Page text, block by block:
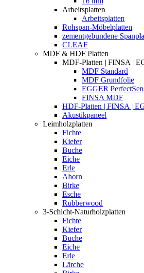
Arbeitsplatten
Arbeitsplatten
Rohspan-Möbelplatten
zementgebundene
CLEAF
MDF & HDF Platten
MDF-Platten | FINSA |
MDF Standard
MDF Grundfolie
EGGER
FINSA MDF
HDF-Platten | FINSA |
Akustikpaneel
Leimholzplatten
Fichte
Kiefer
Buche
Eiche
Erle
Ahorn
Birke
Esche
Rubberwood
3-Schicht-Naturholzplatten
Fichte
Kiefer
Buche
Eiche
Erle
Lärche